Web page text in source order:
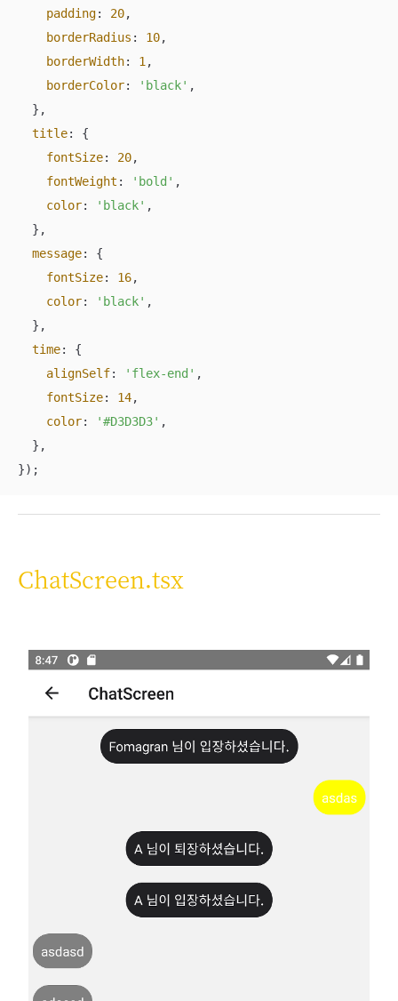
padding: 20,
borderRadius : 10,
borderWidth: 1 ,
borderColor: 'black' ,
  },
title: {
fontSize: 20,
fontWeight : 'bold' ,
color: 'black' ,
  },
message: {
fontSize: 16,
color: 'black' ,
  },
time: {
alignSelf: 'flex-end' ,
fontSize: 14,
color: '#D3D3D3' ,
  },
});
ChatScreen.tsx